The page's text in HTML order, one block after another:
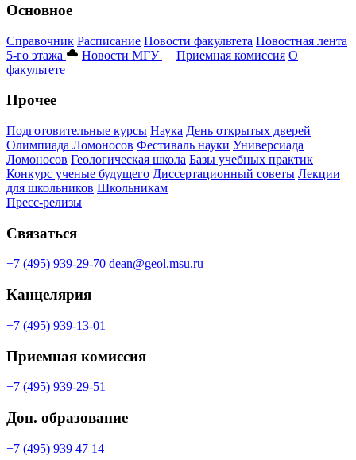
Основное
Справочник Расписание Новости факультета Новостная лента
5-го этажа
Новости МГУ Приемная комиссия О
факультете
Прочее
Подготовительные курсы Наука День открытых дверей
Олимпиада Ломоносов Фестиваль науки Универсиада
Ломоносов Геологическая школа Базы учебных практик
Конкурс ученые будущего Диссертационный советы Лекции
для школьников Школьникам
Пресс-релизы
Связаться
+7 (495) 939-29-70 dean@geol.msu.ru
Канцелярия
+7 (495) 939-13-01
Приемная комиссия
+7 (495) 939-29-51
Доп. образование
+7 (495) 939 47 14